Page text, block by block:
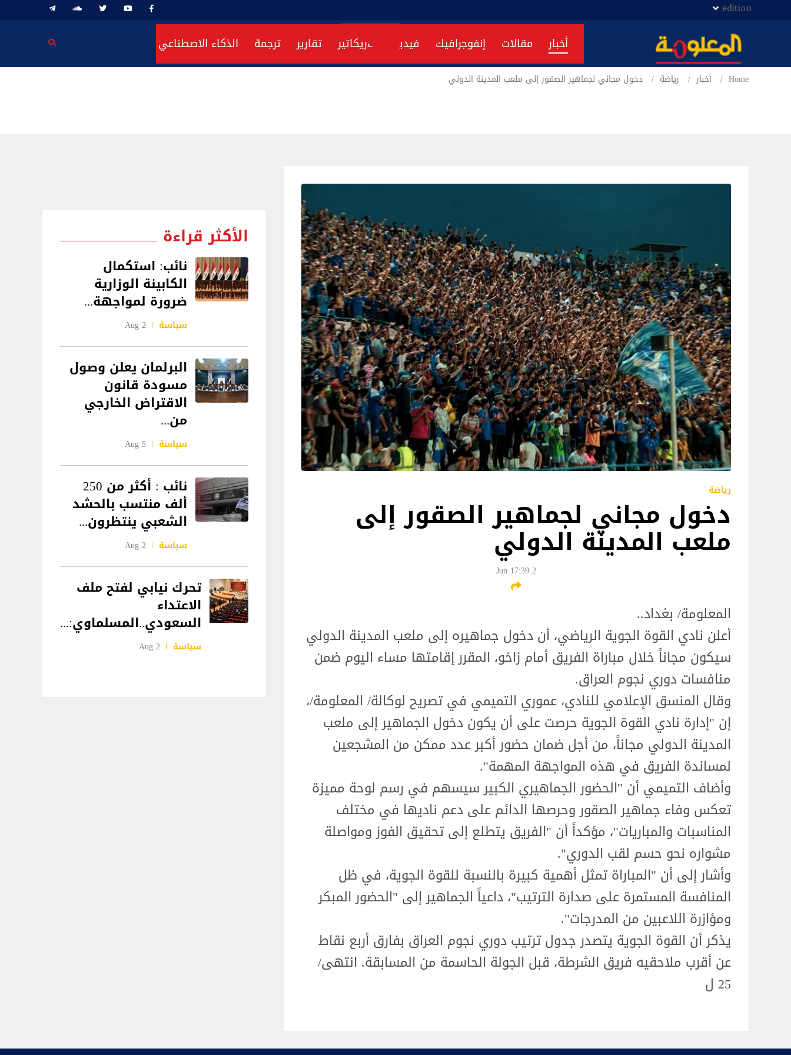
edition
أخبار مقالات إنفوجرافيك فيديو كاريكاتير تقارير ترجمة الذكاء الاصطناعي
Home أخبار رياضة دخول مجاني لجماهير الصقور إلى ملعب المدينة الدولي
رياضة
دخول مجاني لجماهير الصقور إلى
ملعب المدينة الدولي
2 Jun 17:39
المعلومة/ بغداد..
أعلن نادي القوة الجوية الرياضي، أن دخول جماهيره إلى ملعب المدينة الدولي
سيكون مجاناً خلال مباراة الفريق أمام زاخو، المقرر إقامتها مساء اليوم ضمن
منافسات دوري نجوم العراق.
وقال المنسق الإعلامي للنادي، عموري التميمي في تصريح لوكالة/ المعلومة/،
إن "إدارة نادي القوة الجوية حرصت على أن يكون دخول الجماهير إلى ملعب
المدينة الدولي مجاناً، من أجل ضمان حضور أكبر عدد ممكن من المشجعين
لمساندة الفريق في هذه المواجهة المهمة".
وأضاف التميمي أن "الحضور الجماهيري الكبير سيسهم في رسم لوحة مميزة
تعكس وفاء جماهير الصقور وحرصها الدائم على دعم ناديها في مختلف
المناسبات والمباريات"، مؤكداً أن "الفريق يتطلع إلى تحقيق الفوز ومواصلة
مشواره نحو حسم لقب الدوري".
وأشار إلى أن "المباراة تمثل أهمية كبيرة بالنسبة للقوة الجوية، في ظل
المنافسة المستمرة على صدارة الترتيب"، داعياً الجماهير إلى "الحضور المبكر
ومؤازرة اللاعبين من المدرجات".
يذكر أن القوة الجوية يتصدر جدول ترتيب دوري نجوم العراق بفارق أربع نقاط
عن أقرب ملاحقيه فريق الشرطة، قبل الجولة الحاسمة من المسابقة. انتهى/
25 ل
الأكثر قراءة
نائب: استكمال
الكابينة الوزارية
ضرورة لمواجهة...
سياسة 2 Aug
البرلمان يعلن وصول
مسودة قانون
الاقتراض الخارجي
من...
سياسة 5 Aug
نائب : أكثر من 250
ألف منتسب بالحشد
الشعبي ينتظرون...
سياسة 2 Aug
تحرك نيابي لفتح ملف
الاعتداء
السعودي..المسلماوي:...
سياسة 2 Aug